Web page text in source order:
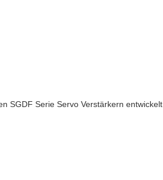
SGDF Serie Servo Verstärkern entwickelt